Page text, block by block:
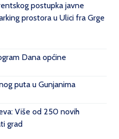
postupka javne
prostora u Ulici fra Grge
Dana općine
puta u Gunjanima
Više od 250 novih
grad